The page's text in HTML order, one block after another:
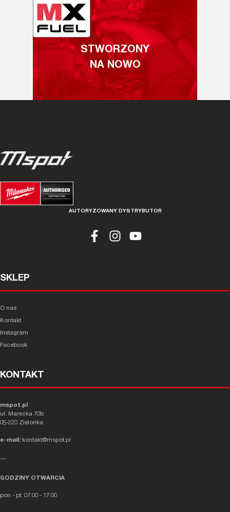
STWORZONY
NA NOWO
AUTORYZOWANY DYSTRYBUTOR
SKLEP
O nas
Kontakt
Instagram
Facebook
KONTAKT
mspot.pl
ul. Marecka 70b
05-220 Zielonka
e-mail: kontakt@mspot.pl
---
GODZINY OTWARCIA
pon - pt: 07:00 - 17:00